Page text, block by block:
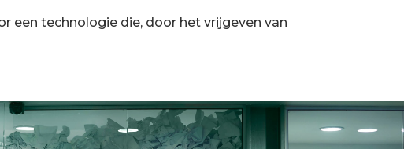
een technologie die, door het vrijgeven van